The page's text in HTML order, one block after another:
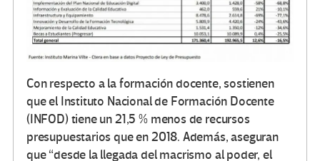
Con respecto a la formación docente, sostienen
que el Instituto Nacional de Formación Docente
(INFOD) tiene un 21,5 % menos de recursos
presupuestarios que en 2018. Además, aseguran
que “desde la llegada del macrismo al poder, el